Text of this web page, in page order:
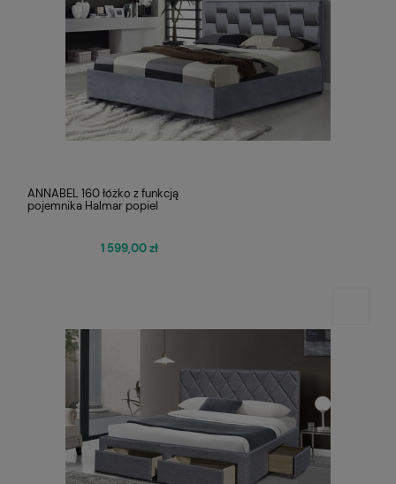
ANNABEL 160 łóżko z funkcją
pojemnika Halmar popiel
1 599,00 zł